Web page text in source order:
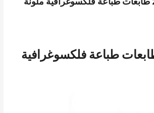
الجودة في طابعات طباعة فلكسوغرافية